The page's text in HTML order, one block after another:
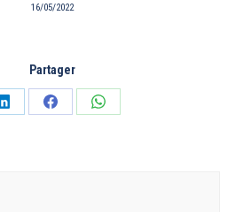
16/05/2022
Partager
PartagerPartagerPartager